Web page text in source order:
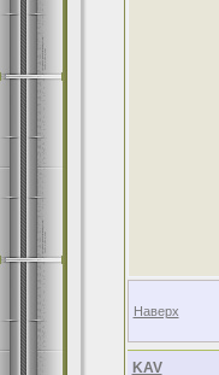
Наверх
KAV